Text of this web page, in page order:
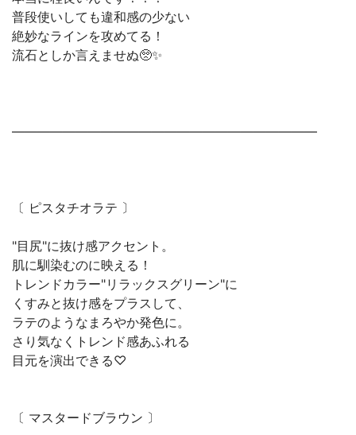
普段使いしても違和感の少ない
絶妙なラインを攻めてる！
流石としか言えませぬ🥺✨
————————————————————————
〔 ピスタチオラテ 〕
"目尻"に抜け感アクセント。
肌に馴染むのに映える！
トレンドカラー"リラックスグリーン"に
くすみと抜け感をプラスして、
ラテのようなまろやか発色に。
さり気なくトレンド感あふれる
目元を演出できる♡
〔 マスタードブラウン 〕